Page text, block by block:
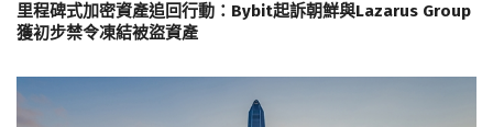
里程碑式加密資產追回行動：Bybit起訴朝鮮與Lazarus Group
獲初步禁令凍結被盜資產